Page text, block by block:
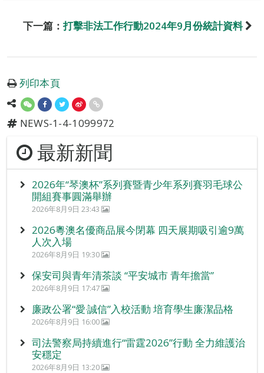
下一篇： 打擊非法工作行動2024年9月份統計資料
列印本頁
NEWS-1-4-1099972
最新新聞
2026年“琴澳杯”系列賽暨青少年系列賽羽毛球公
開組賽事圓滿舉辦
2026年8月9日 23:43
2026粵澳名優商品展今閉幕 四天展期吸引逾9萬
人次入場
2026年8月9日 19:30
保安司與青年清茶談 “平安城市 青年擔當”
2026年8月9日 17:47
廉政公署“愛‧誠信”入校活動 培育學生廉潔品格
2026年8月9日 16:00
司法警察局持續進行“雷霆2026”行動 全力維護治
安穩定
2026年8月9日 13:20